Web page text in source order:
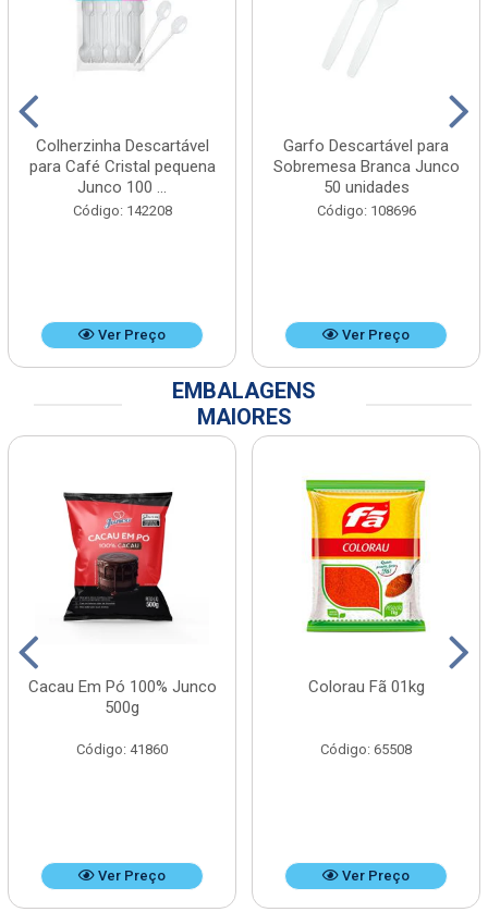
Colherzinha Descartável
para Café Cristal pequena
Junco 100 ...
Código: 142208
Ver Preço
Garfo Descartável para
Sobremesa Branca Junco
50 unidades
Código: 108696
Ver Preço
EMBALAGENS
MAIORES
Cacau Em Pó 100% Junco
500g
Código: 41860
Ver Preço
Colorau Fã 01kg
Código: 65508
Ver Preço